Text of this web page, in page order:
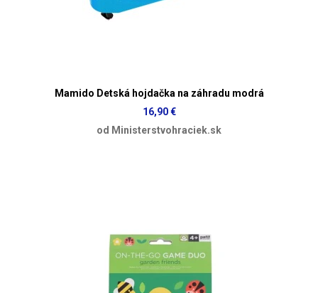
Mamido Detská hojdačka na záhradu modrá
16,90 €
od Ministerstvohraciek.sk